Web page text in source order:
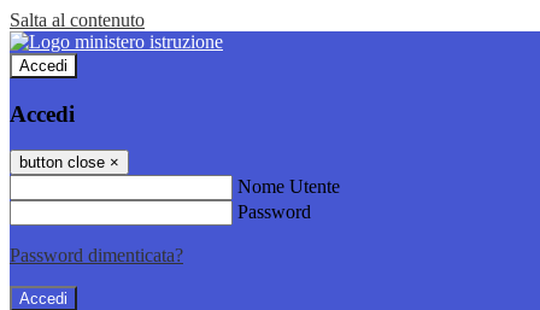
Salta al contenuto
Accedi
Accedi
button close ×
Nome Utente
Password
Password dimenticata?